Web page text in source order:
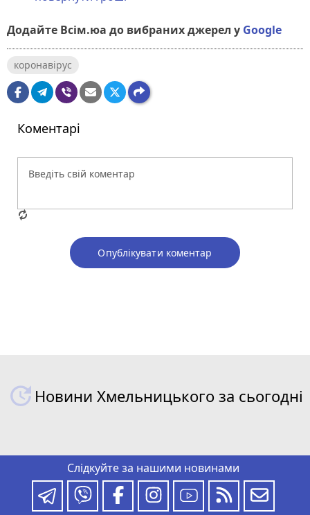
Додайте Всім.юа до вибраних джерел у Google
коронавірус
Коментарі
Опублікувати коментар
Новини Хмельницького за сьогодні
Слідкуйте за нашими новинами